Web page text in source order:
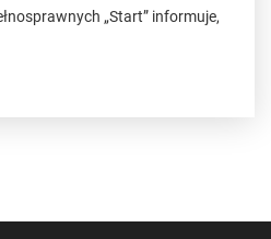
„Start” informuje,